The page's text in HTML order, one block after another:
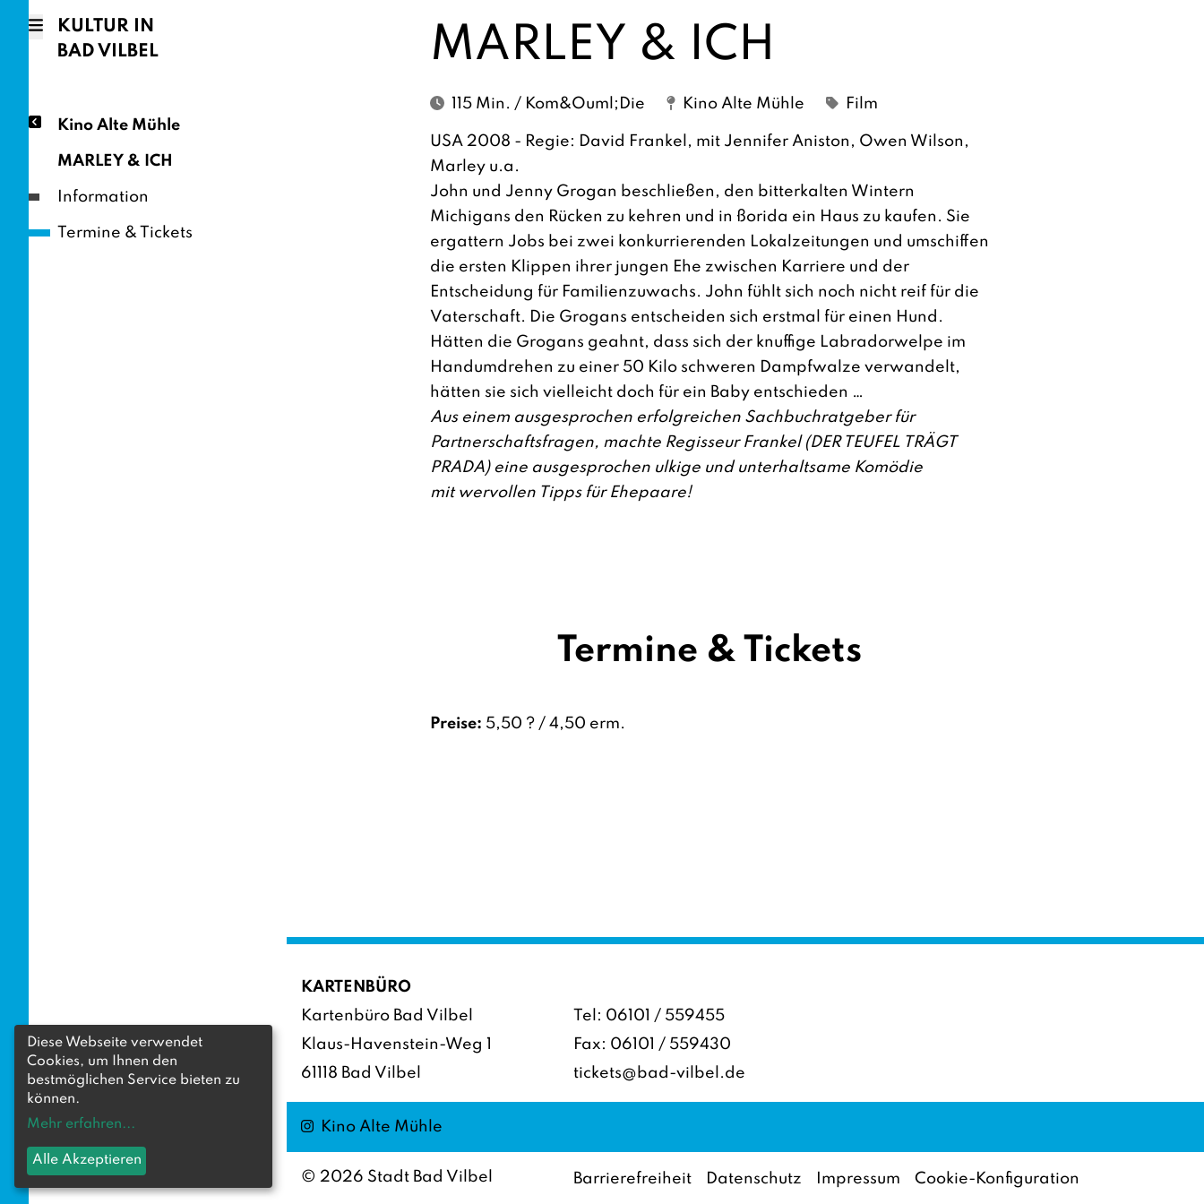
KULTUR IN
BAD VILBEL
Kino Alte Mühle
MARLEY & ICH
Information
Termine & Tickets
MARLEY & ICH
115 Min. / Kom&ouml;die Kino Alte Mühle Film
USA 2008 - Regie: David Frankel, mit Jennifer Aniston, Owen Wilson,
Marley u.a.
John und Jenny Grogan beschließen, den bitterkalten Wintern
Michigans den Rücken zu kehren und in ßorida ein Haus zu kaufen. Sie
ergattern Jobs bei zwei konkurrierenden Lokalzeitungen und umschiffen
die ersten Klippen ihrer jungen Ehe zwischen Karriere und der
Entscheidung für Familienzuwachs. John fühlt sich noch nicht reif für die
Vaterschaft. Die Grogans entscheiden sich erstmal für einen Hund.
Hätten die Grogans geahnt, dass sich der knuffige Labradorwelpe im
Handumdrehen zu einer 50 Kilo schweren Dampfwalze verwandelt,
hätten sie sich vielleicht doch für ein Baby entschieden …
Aus einem ausgesprochen erfolgreichen Sachbuchratgeber für
Partnerschaftsfragen, machte Regisseur Frankel (DER TEUFEL TRÄGT
PRADA) eine ausgesprochen ulkige und unterhaltsame Komödie
mit wervollen Tipps für Ehepaare!
Termine & Tickets
Preise: 5,50 ? / 4,50 erm.
KARTENBÜRO
Kartenbüro Bad Vilbel
Klaus-Havenstein-Weg 1
61118 Bad Vilbel
Tel: 06101 / 559455
Fax: 06101 / 559430
tickets@bad-vilbel.de
Instagram
Kino Alte Mühle
© 2026 Stadt Bad Vilbel Barrierefreiheit Datenschutz Impressum Cookie-Konfiguration
Diese Webseite verwendet
Cookies, um Ihnen den
bestmöglichen Service bieten zu
können.
Mehr erfahren...
Alle Akzeptieren